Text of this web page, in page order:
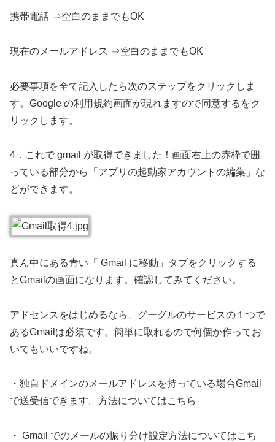
携帯電話 ⇒空白のままでもOK
現在のメールアドレス ⇒空白のままでもOK
必要事項を全て記入したら次のステップをクリックしま
す。Google の利用規約画面が現れますので同意するをク
リックします。
4．これで gmail が取得できました！画面右上の赤枠で囲
っている部分から「アプリの起動家アカウントの編集」な
どができます。
真ん中にある青い「 Gmail に移動」タブをクリックする
とGmailの画面になります。確認してみてください。
アドセンスをはじめるなら、グーグルのサービスの１つで
あるGmailは必須です。簡単に取れるので何個か作ってお
いてもいいですね。
・独自ドメインのメールアドレスを持っている場合Gmail
で送受信できます。方法についてはこちら
・ Gmail でのメールの振り分け設定方法についてはこち